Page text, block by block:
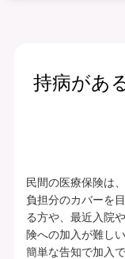
持病があ
民間の医療保険は
負担分のカバーを
る方や、最近入院
険への加入が難し
簡単な告知で加入